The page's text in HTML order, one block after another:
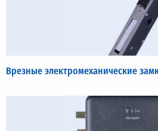
Врезные электромеханические